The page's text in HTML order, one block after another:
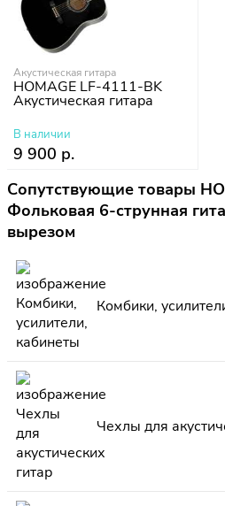
Акустическая гитара
HOMAGE LF-4111-BK
Акустическая гитара
В наличии
9 900 р.
Сопутствующие товары
Фольковая 6-струнная
вырезом
Комбики,
Чехлы для